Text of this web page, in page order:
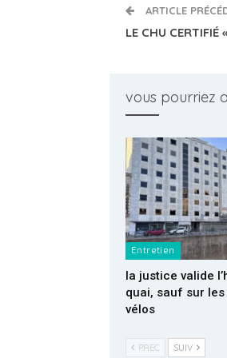
ARTICLE
LE CHU CERTIFIÉ
vous pourriez
Entretien
la justice valide
quai, sauf sur
vélos
PREC SUIV